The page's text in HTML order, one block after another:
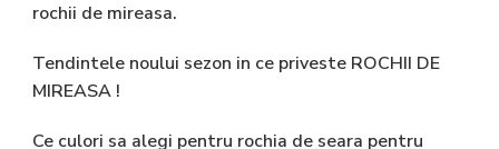
rochii de mireasa.
Tendintele noului sezon in ce priveste ROCHII DE
MIREASA !
Ce culori sa alegi pentru rochia de seara pentru